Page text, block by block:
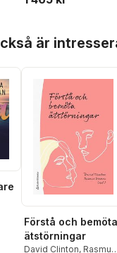
,
är
antal röster:
Förstå och bemöta
ätstörningar
David Clinton, Rasmus